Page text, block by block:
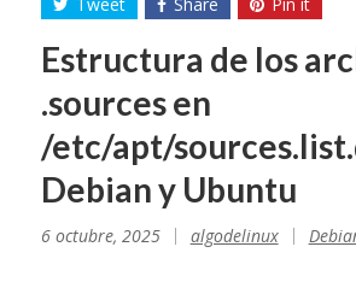
Estructura de los
.sources en
/etc/apt/
Debian y Ubuntu
6 octubre, 2025 algodelinux